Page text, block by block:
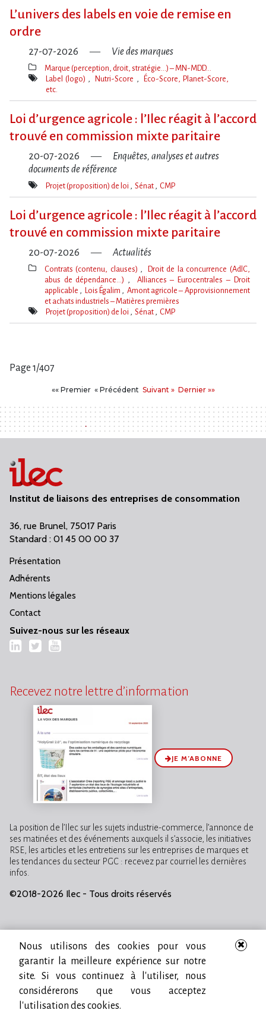
L’univers des labels en voie de remise en
ordre
27-07-2026 Vie des marques
Thèmes(s)
Marque (perception, droit, stratégie…) – MN-MDD…
Mot(s)-
Label (logo) Nutri-Score
Éco-Score, Planet-Score,
etc.
Loi d​‌’urgence agricole : l​‌’Ilec réagit à l​‌’accord
trouvé en commission mixte paritaire
20-07-2026
Enquêtes, analyses et autres
documents de référence
Mot(s)-
Projet (proposition) de loi Sénat CMP
Loi d​‌’urgence agricole : l​‌’Ilec réagit à l​‌’accord
trouvé en commission mixte paritaire
20-07-2026 Actualités
Thèmes(s)
Contrats (contenu, clauses)
Droit de la concurrence (AdlC,
abus de dépendance…)
Alliances – Eurocentrales – Droit
applicable
Lois Égalim
Amont agricole – Approvisionnement
et achats industriels – Matières premières
Mot(s)-
Projet (proposition) de loi Sénat CMP
Page 1/407
«« PremierPremier
« PrécédentPrécédent
Suivant
Suivant » Dernier
Dernier »»
Institut de liaisons des entreprises de consommation
36, rue Brunel, 75017 Paris
Standard : 01 45 00 00 37
Présentation
Adhérents
Mentions légales
Contact
Suivez-nous sur les réseaux
LinkedIn
TwitterYouTube
Recevez notre lettre d’information
JE M’ABONNE
La position de l’Ilec sur les sujets industrie-commerce, l’annonce de
ses matinées et des événements auxquels il s’associe, les initiatives
RSE, les articles et les entretiens sur les entreprises de marques et
les tendances du secteur PGC : recevez par courriel les dernières
infos.
©2018-2026 Ilec - Tous droits réservés
Nous utilisons des cookies pour vous
garantir la meilleure expérience sur notre
site. Si vous continuez à l'utiliser, nous
considérerons que vous acceptez
l'utilisation des cookies.